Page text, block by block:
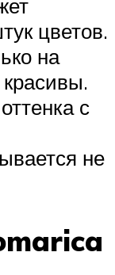
цветов.
на
с
не